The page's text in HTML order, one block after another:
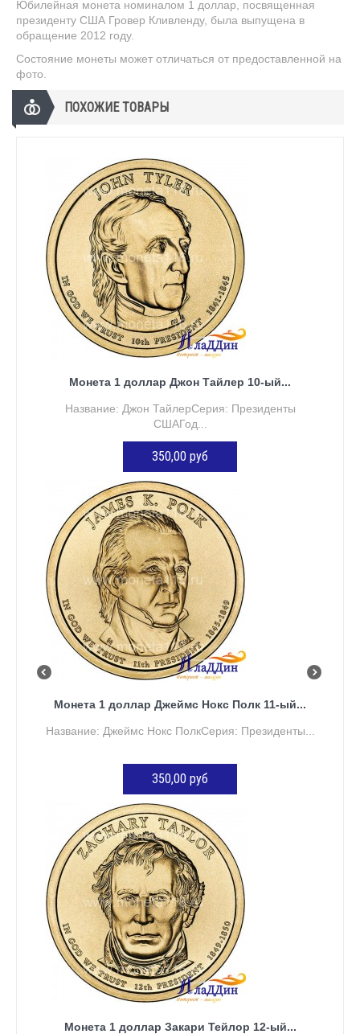
Юбилейная монета номиналом 1 доллар, посвященная
президенту США Гровер Кливленду, была выпущена в
обращение 2012 году.
Состояние монеты может отличаться от предоставленной на
фото.
ПОХОЖИЕ ТОВАРЫ
Монета 1 доллар Джон Тайлер 10-ый...
Название: Джон ТайлерСерия: Президенты
СШАГод...
350,00 руб
ДОБАВИТЬ В КОРЗИНУ
Монета 1 доллар Джеймс Нокс Полк 11-ый...
Название: Джеймс Нокс ПолкСерия: Президенты...
350,00 руб
ДОБАВИТЬ В КОРЗИНУ
Монета 1 доллар Закари Тейлор 12-ый...